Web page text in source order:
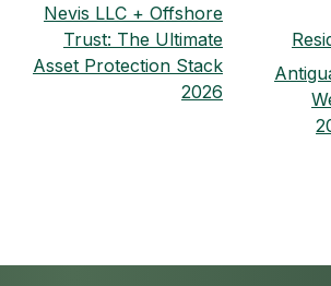
Nevis LLC + Offshore
Trust: The Ultimate
Asset Protection Stack
2026